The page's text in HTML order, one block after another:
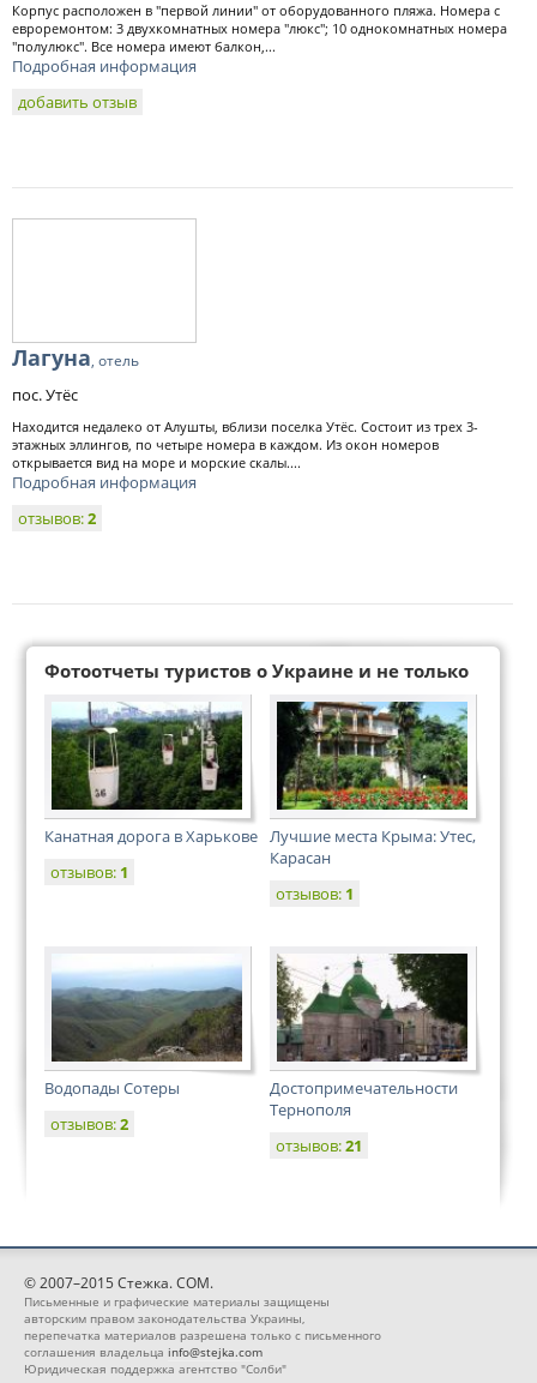
Корпус расположен в "первой линии" от оборудованного пляжа. Номера с
евроремонтом: 3 двухкомнатных номера "люкс"; 10 однокомнатных номера
"полулюкс". Все номера имеют балкон,...
Подробная информация
добавить отзыв
Лагуна, отель
пос. Утёс
Находится недалеко от Алушты, вблизи поселка Утёс. Состоит из трех 3-
этажных эллингов, по четыре номера в каждом. Из окон номеров
открывается вид на море и морские скалы....
Подробная информация
отзывов:2
Фотоотчеты туристов о Украине и не только
Канатная дорога в Харькове
отзывов: 1
Лучшие места Крыма: Утес,
Карасан
отзывов: 1
Водопады Сотеры
отзывов:2
Достопримечательности
Тернополя
отзывов:21
© 2007–2015 Стежка. COM.
Письменные и графические материалы защищены
авторским правом законодательства Украины,
перепечатка материалов разрешена только с письменного
соглашения владельца info@stejka.com
Юридическая поддержка агентство "Солби"